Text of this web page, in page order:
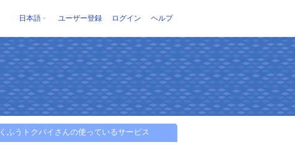
日本語 ユーザー登録 ログイン ヘルプ
くふうトクバイさんの使っているサービス